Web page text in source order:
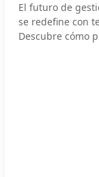
El futuro de
se redefine con
Descubre cómo